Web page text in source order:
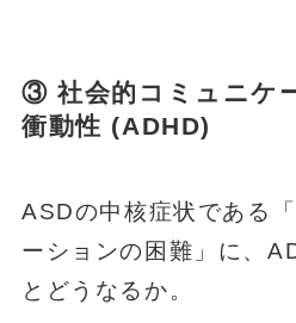
③ 社会的コミュニケ
衝動性 (ADHD)
ASDの中核症状である
ーションの困難」に、
とどうなるか。